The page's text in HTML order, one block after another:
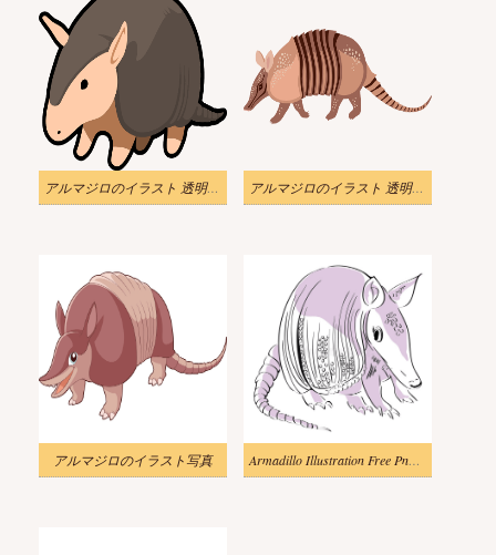
アルマジロのイラスト 透明な背景 アルマジロのイラスト 透明画像 2
アルマジロのイラスト写真 Armadillo Illustration Free Png Image